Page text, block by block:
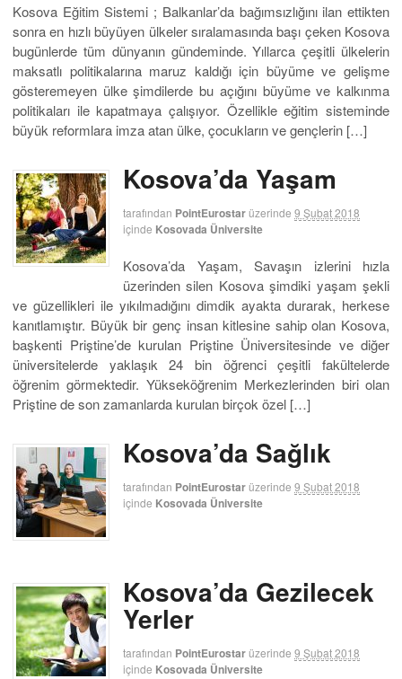
Kosova Eğitim Sistemi ; Balkanlar’da bağımsızlığını ilan ettikten
sonra en hızlı büyüyen ülkeler sıralamasında başı çeken Kosova
bugünlerde tüm dünyanın gündeminde. Yıllarca çeşitli ülkelerin
maksatlı politikalarına maruz kaldığı için büyüme ve gelişme
gösteremeyen ülke şimdilerde bu açığını büyüme ve kalkınma
politikaları ile kapatmaya çalışıyor. Özellikle eğitim sisteminde
büyük reformlara imza atan ülke, çocukların ve gençlerin […]
Kosova’da Yaşam
tarafından PointEurostarüzerinde 9 Şubat 2018
içinde Kosovada Üniversite
Kosova’da Yaşam, Savaşın izlerini hızla
üzerinden silen Kosova şimdiki yaşam şekli
ve güzellikleri ile yıkılmadığını dimdik ayakta durarak, herkese
kanıtlamıştır. Büyük bir genç insan kitlesine sahip olan Kosova,
başkenti Priştine’de kurulan Priştine Üniversitesinde ve diğer
üniversitelerde yaklaşık 24 bin öğrenci çeşitli fakültelerde
öğrenim görmektedir. Yükseköğrenim Merkezlerinden biri olan
Priştine de son zamanlarda kurulan birçok özel […]
Kosova’da Sağlık
tarafından PointEurostarüzerinde 9 Şubat 2018
içinde Kosovada Üniversite
Kosova’da Gezilecek
Yerler
tarafından PointEurostarüzerinde 9 Şubat 2018
içinde Kosovada Üniversite